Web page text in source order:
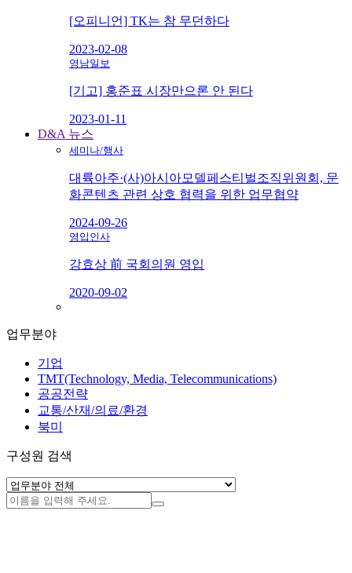
[오피니언] TK는 참 무던하다
2023-02-08
영남일보
[기고] 홍준표 시장만으론 안 된다
2023-01-11
D&A 뉴스
세미나/행사
대륙아주·(사)아시아모델페스티벌조직위원회, 문
화콘텐츠 관련 상호 협력을 위한 업무협약
2024-09-26
영입인사
강효상 前 국회의원 영입
2020-09-02
업무분야
기업
TMT(Technology, Media, Telecommunications)
공공전략
교통/산재/의료/환경
북미
구성원 검색